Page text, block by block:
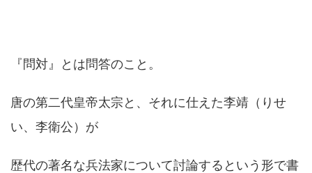
『問対』とは問答のこと。
唐の第二代皇帝太宗と、それに仕えた李靖（りせ
い、李衛公）が
歴代の著名な兵法家について討論するという形で書